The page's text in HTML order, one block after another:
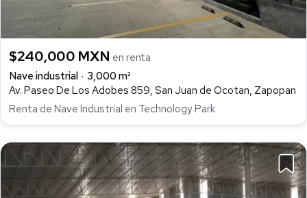
$240,000 MXN en renta
Nave industrial
3,000 m²
Av. Paseo De Los Adobes 859, San Juan de Ocotan, Zapopan
Renta de Nave Industrial en Technology Park